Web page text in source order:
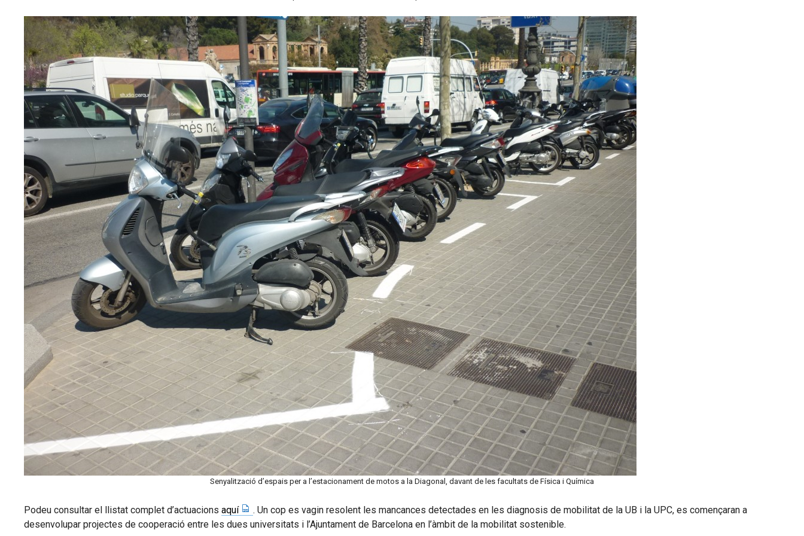
Senyalització d’espais per a l’estacionament de motos a la Diagonal, davant de les facultats de Física i Química
Podeu consultar el llistat complet d’actuacions aquí
. Un cop es vagin resolent les mancances detectades en les diagnosis de mobilitat de la UB i la UPC, es començaran a
desenvolupar projectes de cooperació entre les dues universitats i l’Ajuntament de Barcelona en l’àmbit de la mobilitat sostenible.